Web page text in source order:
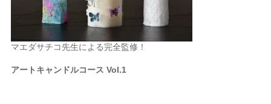
マエダサチコ先生による完全監修！
アートキャンドルコース Vol.1